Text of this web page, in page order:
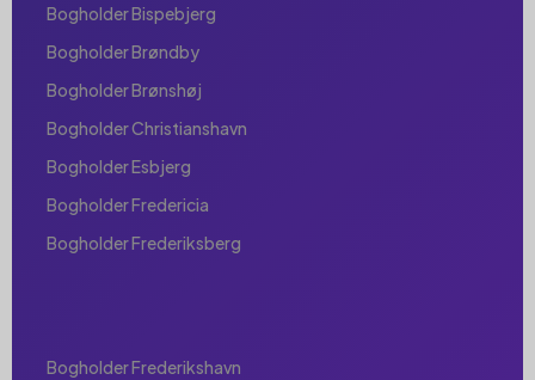
Bogholder Bispebjerg
Bogholder Brøndby
Bogholder Brønshøj
Bogholder Christianshavn
Bogholder Esbjerg
Bogholder Fredericia
Bogholder Frederiksberg
Bogholder Frederikshavn